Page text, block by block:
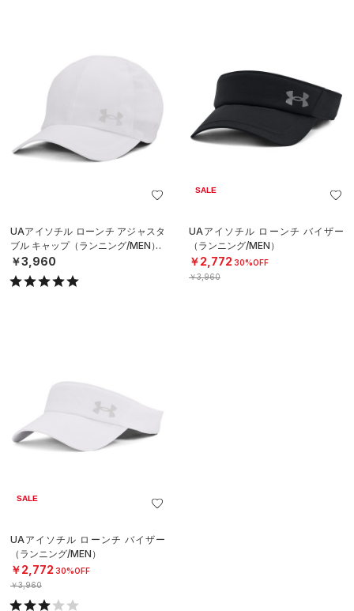
UAアイソチル ローンチ アジャスタ
ブル キャップ（ランニング/MEN）
￥3,960
SALE
UAアイソチル ローンチ バイザー
（ランニング/MEN）
￥2,772 30%OFF
￥3,960
SALE
UAアイソチル ローンチ バイザー
（ランニング/MEN）
￥2,772 30%OFF
￥3,960